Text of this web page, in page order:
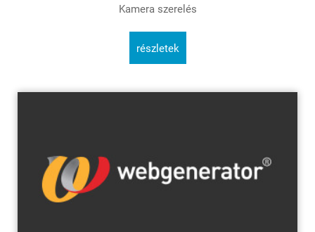
Kamera szerelés
részletek